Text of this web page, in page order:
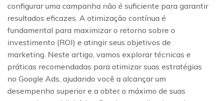
configurar uma campanha não é suficiente para garantir
resultados eficazes. A otimização contínua é
fundamental para maximizar o retorno sobre o
investimento (ROI) e atingir seus objetivos de
marketing. Neste artigo, vamos explorar técnicas e
práticas recomendadas para otimizar suas estratégias
no Google Ads, ajudando você a alcançar um
desempenho superior e a obter o máximo de suas